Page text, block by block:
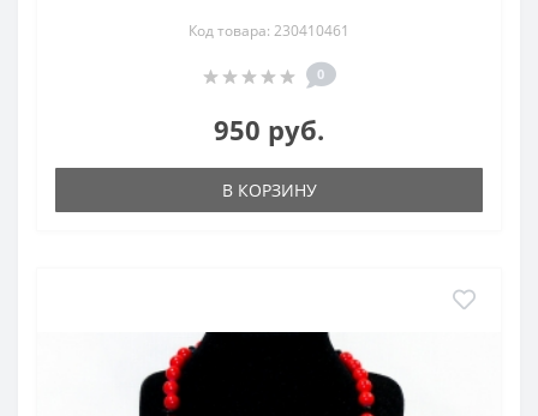
Код товара: 230410461
0
950 руб.
В КОРЗИНУ